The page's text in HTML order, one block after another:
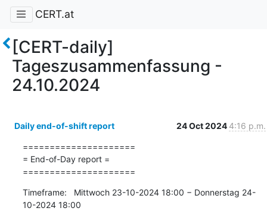
CERT.at
[CERT-daily]
Tageszusammenfassung -
24.10.2024
Daily end-of-shift report 24 Oct 2024 4:16 p.m.
=====================
= End-of-Day report =
=====================
Timeframe:   Mittwoch 23-10-2024 18:00 − Donnerstag 24-
10-2024 18:00